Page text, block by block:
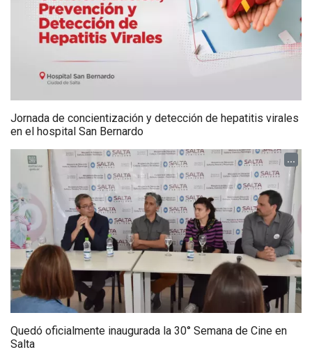
Jornada de concientización y detección de hepatitis virales
en el hospital San Bernardo
...
Quedó oficialmente inaugurada la 30° Semana de Cine en
Salta